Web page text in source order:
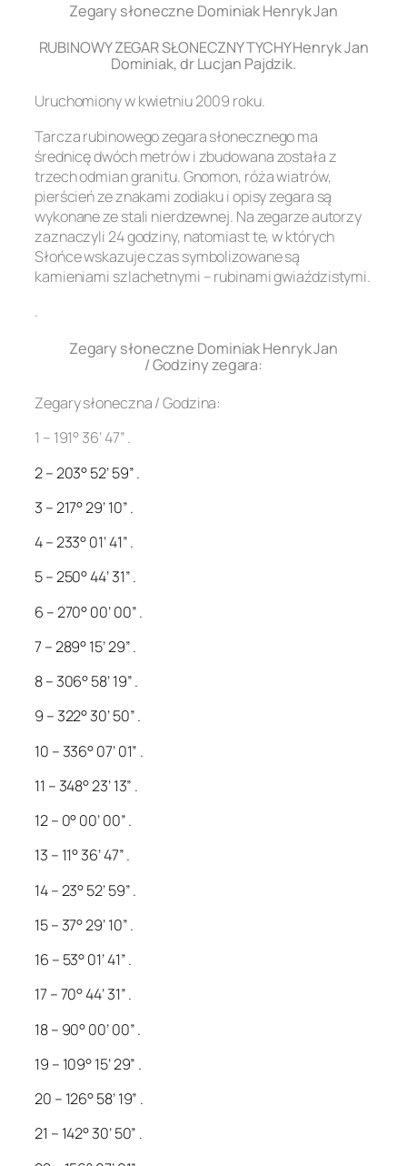
Zegary słoneczne Dominiak Henryk Jan
RUBINOWY ZEGAR SŁONECZNY TYCHY Henryk Jan
Dominiak, dr Lucjan Pajdzik.
Uruchomiony w kwietniu 2009 roku.
Tarcza rubinowego zegara słonecznego ma
średnicę dwóch metrów i zbudowana została z
trzech odmian granitu. Gnomon, róża wiatrów,
pierścień ze znakami zodiaku i opisy zegara są
wykonane ze stali nierdzewnej. Na zegarze autorzy
zaznaczyli 24 godziny, natomiast te, w których
Słońce wskazuje czas symbolizowane są
kamieniami szlachetnymi – rubinami gwiaździstymi.
.
Zegary słoneczne Dominiak Henryk Jan
/ Godziny zegara:
Zegary słoneczna / Godzina:
1 – 191° 36’ 47” .
2 – 203° 52’ 59” .
3 – 217° 29’ 10” .
4 – 233° 01’ 41” .
5 – 250° 44’ 31” .
6 – 270° 00’ 00” .
7 – 289° 15’ 29” .
8 – 306° 58’ 19” .
9 – 322° 30’ 50” .
10 – 336° 07’ 01” .
11 – 348° 23’ 13” .
12 – 0° 00’ 00” .
13 – 11° 36’ 47” .
14 – 23° 52’ 59” .
15 – 37° 29’ 10” .
16 – 53° 01’ 41” .
17 – 70° 44’ 31” .
18 – 90° 00’ 00” .
19 – 109° 15’ 29” .
20 – 126° 58’ 19” .
21 – 142° 30’ 50” .